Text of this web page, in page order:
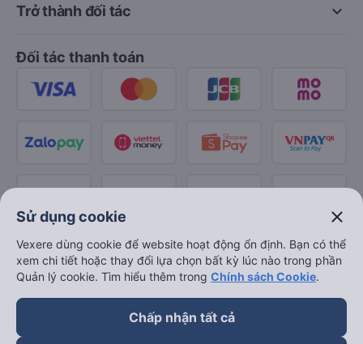
keyboard_arrow_down
Trở thành đối tác
Đối tác thanh toán
Sử dụng cookie close
Vexere dùng cookie để website hoạt động ổn định. Bạn có thể
xem chi tiết hoặc thay đổi lựa chọn bất kỳ lúc nào trong phần
Quản lý cookie. Tìm hiểu thêm trong Chính sách Cookie.
Chấp nhận tất cả